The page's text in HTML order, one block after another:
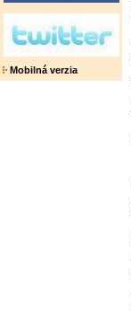
Mobilná verzia